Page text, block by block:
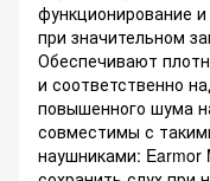
функционирование
при значительном
Обеспечивают
и соответственно
повышенного шума
совместимы с
наушниками: